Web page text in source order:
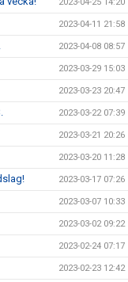
2023-04-11 21:58
2023-04-08 08:57
2023-03-29 15:03
2023-03-23 20:47
2023-03-22 07:39
2023-03-21 20:26
2023-03-20 11:28
2023-03-17 07:26
2023-03-07 10:33
2023-03-02 09:22
2023-02-24 07:17
2023-02-23 12:42